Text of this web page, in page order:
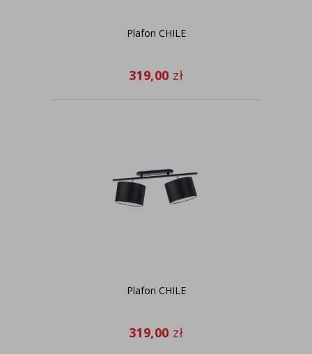
Plafon CHILE
319,00 zł
Plafon CHILE
319,00 zł